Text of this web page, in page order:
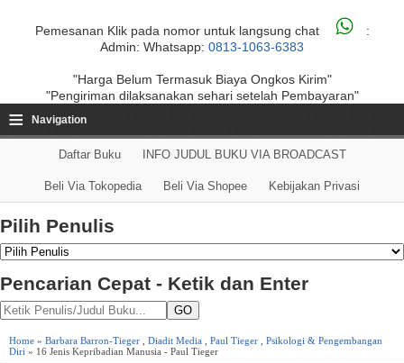
Pemesanan Klik pada nomor untuk langsung chat
:
Admin: Whatsapp: 0813-1063-6383
"Harga Belum Termasuk Biaya Ongkos Kirim"
"Pengiriman dilaksanakan sehari setelah Pembayaran"
≡ Navigation
Daftar Buku INFO JUDUL BUKU VIA BROADCAST
Beli Via Tokopedia Beli Via Shopee Kebijakan Privasi
Pilih Penulis
Pencarian Cepat - Ketik dan Enter
GO
Home » Barbara Barron-Tieger Diadit Media Paul Tieger
Psikologi & Pengembangan
Diri » 16 Jenis Kepribadian Manusia - Paul Tieger